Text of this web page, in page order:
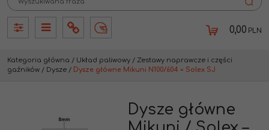
PanelPanelInfo Lang 0,00 PLN
Kategoria główna / Układ paliwowy / Zestawy naprawcze i części
gaźników / Dysze / Dysze główne Mikuni N100/604 = Solex SJ
Dysze główne